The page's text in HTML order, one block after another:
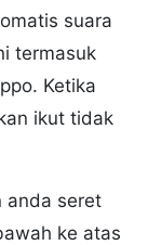
suara
termasuk
Ketika
ikut tidak
anda seret
ke atas